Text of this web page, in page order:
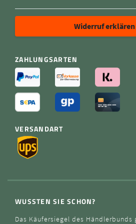
Widerruf erklären
ZAHLUNGSARTEN
VERSANDART
WUSSTEN SIE SCHON?
Das Käufersiegel des Händlerbunds